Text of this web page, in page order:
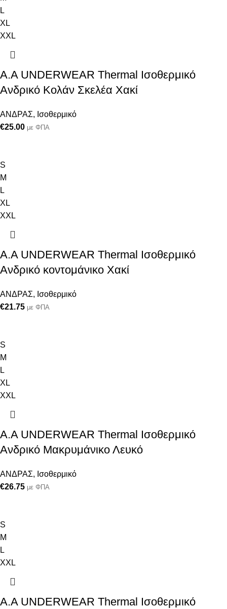
L
XL
XXL
Α.A UNDERWEAR Thermal Ισοθερμικό
Ανδρικό Κολάν Σκελέα Χακί
ΑΝΔΡΑΣ, Ισοθερμικό
€25.00 με ΦΠΑ
S
M
L
XL
XXL
Α.A UNDERWEAR Thermal Ισοθερμικό
Ανδρικό κοντομάνικο Χακί
ΑΝΔΡΑΣ, Ισοθερμικό
€21.75 με ΦΠΑ
S
M
L
XL
XXL
Α.A UNDERWEAR Thermal Ισοθερμικό
Ανδρικό Μακρυμάνικο Λευκό
ΑΝΔΡΑΣ, Ισοθερμικό
€26.75 με ΦΠΑ
S
M
L
XXL
Α.A UNDERWEAR Thermal Ισοθερμικό